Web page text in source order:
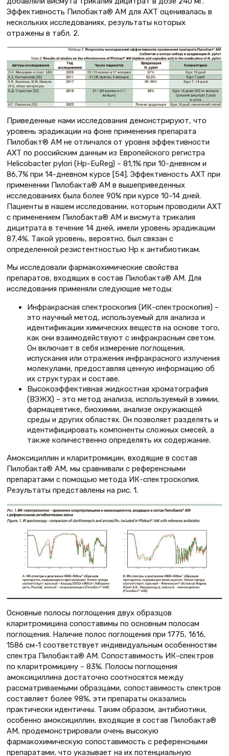
Эффективность Пилобакта® АМ для АХТ оценивалась в
нескольких исследованиях, результаты которых
отражены в табл. 2.
Приведенные нами исследования демонстрируют, что
уровень эрадикации на фоне применения препарата
Пилобакт® АМ не отличался от уровня эффективности
АХТ по российским данным из Европейского регистра
Helicobacter pylori (Hp-EuReg) – 81,1% при 10-дневном и
86,7% при 14-дневном курсе [54]. Эффективность АХТ при
применении Пилобакта® АМ в вышеприведенных
исследованиях была более 90% при курсе 10–14 дней.
Пациенты в нашем исследовании, которым проводили АХТ
с применением Пилобакта® АМ и висмута трикалия
дицитрата в течение 14 дней, имели уровень эрадикации
87,4%. Такой уровень, вероятно, был связан с
определенной резистентностью Нр к антибиотикам.
Мы исследовали фармакохимические свойства
препаратов, входящих в состав Пилобакта® АМ. Для
исследования применяли следующие методы:
Инфракрасная спектроскопия (ИК-спектроскопия) –
это научный метод, используемый для анализа и
идентификации химических веществ на основе того,
как они взаимодействуют с инфракрасным светом.
Он включает в себя измерение поглощения,
испускания или отражения инфракрасного излучения
молекулами, предоставляя ценную информацию об
их структурах и составе.
Высокоэффективная жидкостная хроматография
(ВЭЖХ) – это метод анализа, используемый в химии,
фармацевтике, биохимии, анализе окружающей
среды и других областях. Он позволяет разделять и
идентифицировать компоненты сложных смесей, а
также количественно определять их содержание.
Амоксициллин и кларитромицин, входящие в состав
Пилобакта® АМ, мы сравнивали с референсными
препаратами с помощью метода ИК-спектроскопия.
Результаты представлены на рис. 1.
Основные полосы поглощения двух образцов
кларитромицина сопоставимы по основным полосам
поглощения. Наличие полос поглощения при 1775, 1616,
1586 см-1 соответствует индивидуальным особенностям
спектра Пилобакта® АМ. Сопоставимость ИК-спектров
по кларитромицину – 83%. Полосы поглощения
амоксициллина достаточно соотносятся между
рассматриваемыми образцами, сопоставимость спектров
составляет более 98%, эти препараты оказались
практически идентичны. Таким образом, антибиотики,
особенно амоксициллин, входящие в состав Пилобакта®
АМ, продемонстрировали очень высокую
фармакохимическую сопоставимость с референсными
препаратами, что указывает на их потенциальную